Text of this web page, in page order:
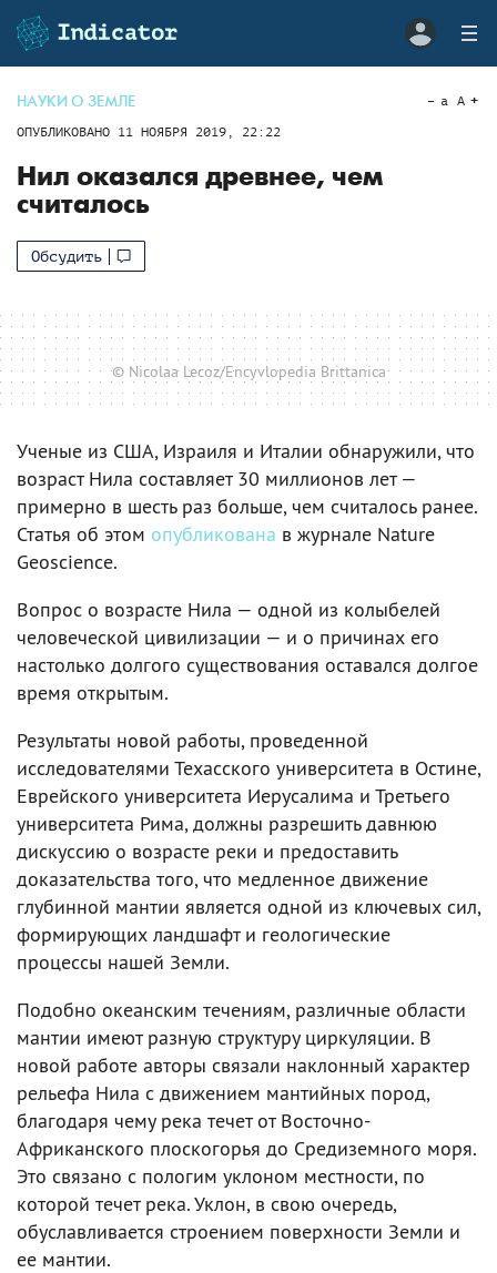
НАУКИ О ЗЕМЛЕ
ОПУБЛИКОВАНО 11 НОЯБРЯ 2019, 22:22
a A
Нил оказался древнее, чем
считалось
Обсудить
© Nicolaa Lecoz/Encyvlopedia Brittanica
Ученые из США, Израиля и Италии обнаружили, что
возраст Нила составляет 30 миллионов лет —
примерно в шесть раз больше, чем считалось ранее.
Статья об этом опубликована в журнале Nature
Geoscience.
Вопрос о возрасте Нила — одной из колыбелей
человеческой цивилизации — и о причинах его
настолько долгого существования оставался долгое
время открытым.
Результаты новой работы, проведенной
исследователями Техасского университета в Остине,
Еврейского университета Иерусалима и Третьего
университета Рима, должны разрешить давнюю
дискуссию о возрасте реки и предоставить
доказательства того, что медленное движение
глубинной мантии является одной из ключевых сил,
формирующих ландшафт и геологические
процессы нашей Земли.
Подобно океанским течениям, различные области
мантии имеют разную структуру циркуляции. В
новой работе авторы связали наклонный характер
рельефа Нила с движением мантийных пород,
благодаря чему река течет от Восточно-
Африканского плоскогорья до Средиземного моря.
Это связано с пологим уклоном местности, по
которой течет река. Уклон, в свою очередь,
обуславливается строением поверхности Земли и
ее мантии.